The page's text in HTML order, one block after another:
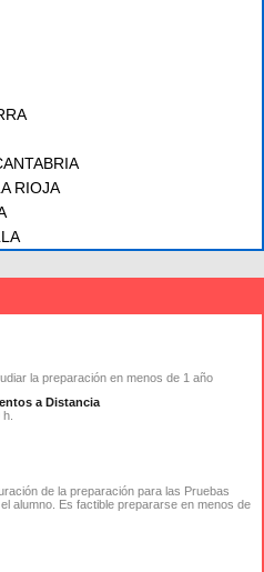
RIOJA
la preparación en menos de 1 año
a Distancia
de la preparación para las Pruebas
alumno. Es factible prepararse en menos de